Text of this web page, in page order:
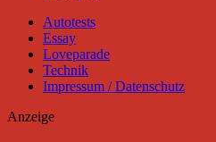
Autotests
Essay
Loveparade
Technik
Impressum / Datenschutz
Anzeige